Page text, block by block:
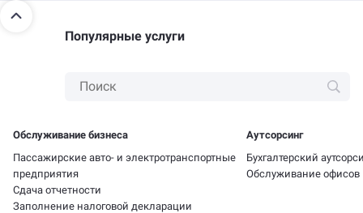
Популярные услуги
Обслуживание бизнеса
Пассажирские авто- и электротранспортные
предприятия
Сдача отчетности
Заполнение налоговой декларации
Аутсорсинг
Бухгалтерский
Обслуживание офисов